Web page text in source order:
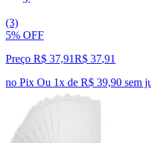
(3)
5% OFF
Preço R$ 37,91R$ 37,91
no Pix Ou 1x de R$ 39,90 sem